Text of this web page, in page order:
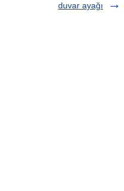
duvar ayağı